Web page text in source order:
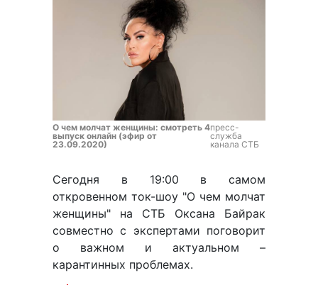
О чем молчат женщины: смотреть 4
выпуск онлайн (эфир от
23.09.2020)
пресс-
служба
канала СТБ
Сегодня в 19:00 в самом
откровенном ток-шоу "О чем молчат
женщины" на СТБ Оксана Байрак
совместно с экспертами поговорит
о важном и актуальном –
карантинных проблемах.